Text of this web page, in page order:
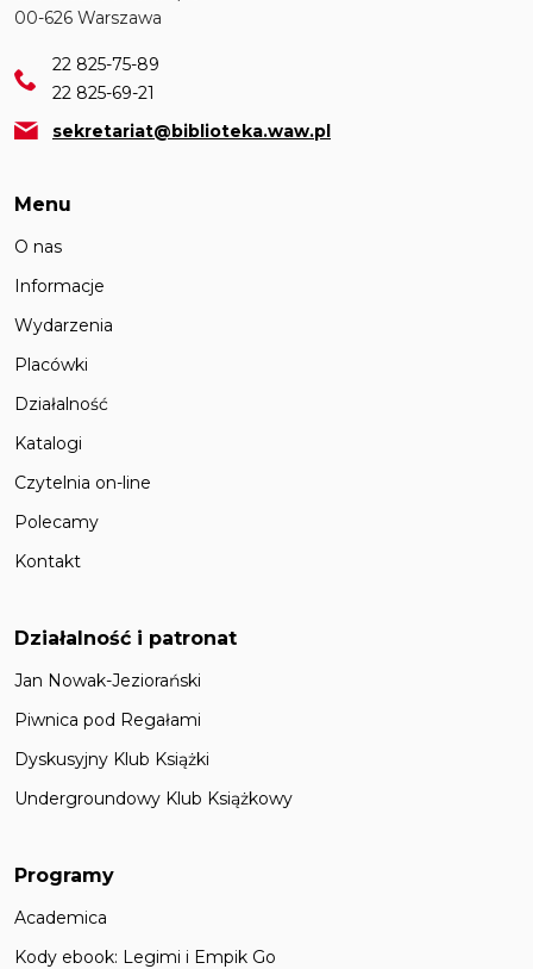
00-626 Warszawa
22 825-75-89
22 825-69-21
sekretariat@biblioteka.waw.pl
Menu
O nas
Informacje
Wydarzenia
Placówki
Działalność
Katalogi
Czytelnia on-line
Polecamy
Kontakt
Działalność i patronat
Jan Nowak-Jeziorański
Piwnica pod Regałami
Dyskusyjny Klub Książki
Undergroundowy Klub Książkowy
Programy
Academica
Kody ebook: Legimi i Empik Go